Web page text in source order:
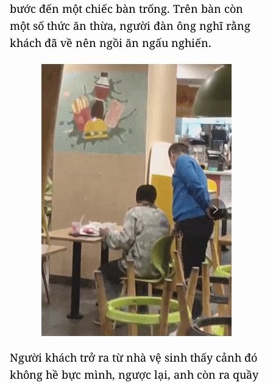
bước đến một chiếc bàn trống. Trên bàn còn
một số thức ăn thừa, người đàn ông nghĩ rằng
khách đã về nên ngồi ăn ngấu nghiến.
Người khách trở ra từ nhà vệ sinh thấy cảnh đó
không hề bực mình, ngược lại, anh còn ra quầy